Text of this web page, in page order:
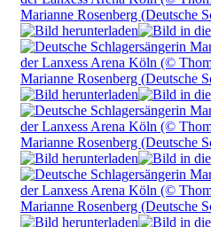
Marianne Rosenberg (Deutsche
Marianne Rosenberg (Deutsche
Marianne Rosenberg (Deutsche
Marianne Rosenberg (Deutsche